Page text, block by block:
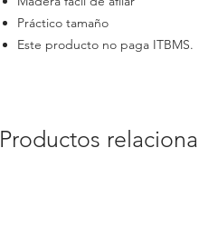
Práctico tamaño
Este producto no paga ITBMS.
Productos